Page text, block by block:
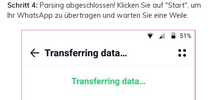
Schritt 4: Parsing abgeschlossen! Klicken Sie auf "Start", um
Ihr WhatsApp zu übertragen und warten Sie eine Weile.